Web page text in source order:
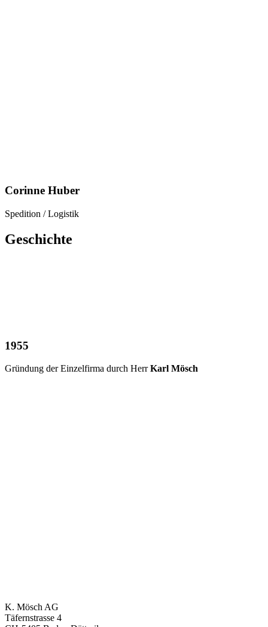
Corinne Huber
Spedition / Logistik
Geschichte
1955
Gründung der Einzelfirma durch HerrKarl Mösch
K. Mösch AG
Täfernstrasse 4